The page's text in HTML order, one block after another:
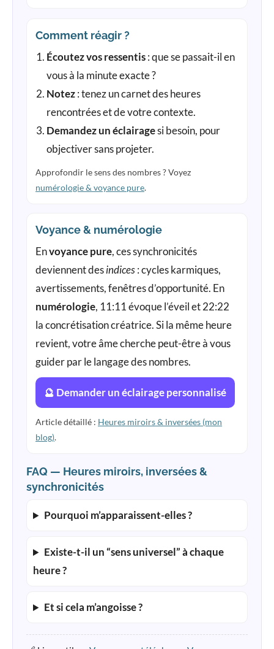
Comment réagir ?
Écoutez vos ressentis : que se passait-il en
vous à la minute exacte ?
Notez : tenez un carnet des heures
rencontrées et de votre contexte.
Demandez un éclairagesi besoin, pour
objectiver sans projeter.
Approfondir le sens des nombres ? Voyez
numérologie & voyance pure.
Voyance & numérologie
Envoyance pure, ces synchronicités
deviennent desindices : cycles karmiques,
avertissements, fenêtres d’opportunité. En
numérologie, 11:11 évoque l’éveil et 22:22
la concrétisation créatrice. Si la même heure
revient, votre âme cherche peut-être à vous
guider par le langage des nombres.
🔮 Demander un éclairage personnalisé
Article détaillé : Heures miroirs & inversées (mon
blog).
FAQ — Heures miroirs, inversées &
synchronicités
Pourquoi m’apparaissent-elles ?
Existe-t-il un “sens universel” à chaque
heure ?
Et si cela m’angoisse ?